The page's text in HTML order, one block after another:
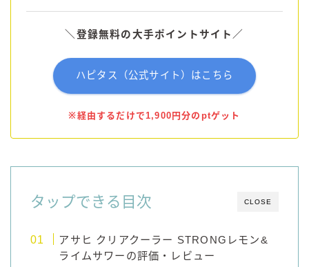
＼ 登録無料の大手ポイントサイト ／
ハピタス（公式サイト）はこちら
※経由するだけで1,900円分のptゲット
CLOSE
タップできる目次
アサヒ クリアクーラー STRONGレモン&
ライムサワーの評価・レビュー